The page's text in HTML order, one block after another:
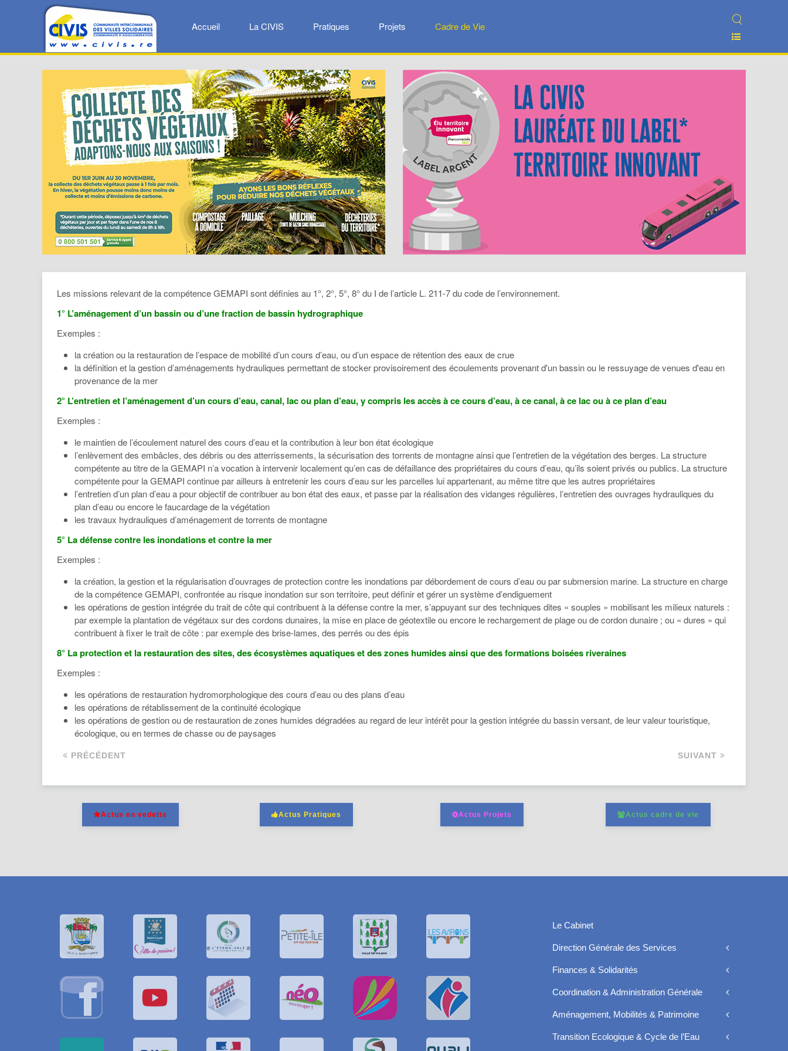
Accueil La CIVIS Pratiques Projets Cadre de Vie
Les missions relevant de la compétence GEMAPI sont définies au 1°, 2°, 5°, 8° du I de l’article L. 211-7 du code de l’environnement.
1° L’aménagement d’un bassin ou d’une fraction de bassin hydrographique
Exemples :
la création ou la restauration de l’espace de mobilité d’un cours d’eau, ou d’un espace de rétention des eaux de crue
la définition et la gestion d’aménagements hydrauliques permettant de stocker provisoirement des écoulements provenant d'un bassin ou le ressuyage de venues d'eau en
provenance de la mer
2° L’entretien et l’aménagement d’un cours d’eau, canal, lac ou plan d’eau, y compris les accès à ce cours d’eau, à ce canal, à ce lac ou à ce plan d’eau
Exemples :
le maintien de l’écoulement naturel des cours d’eau et la contribution à leur bon état écologique
l’enlèvement des embâcles, des débris ou des atterrissements, la sécurisation des torrents de montagne ainsi que l’entretien de la végétation des berges. La structure
compétente au titre de la GEMAPI n’a vocation à intervenir localement qu’en cas de défaillance des propriétaires du cours d’eau, qu’ils soient privés ou publics. La structure
compétente pour la GEMAPI continue par ailleurs à entretenir les cours d’eau sur les parcelles lui appartenant, au même titre que les autres propriétaires
l’entretien d’un plan d’eau a pour objectif de contribuer au bon état des eaux, et passe par la réalisation des vidanges régulières, l’entretien des ouvrages hydrauliques du
plan d’eau ou encore le faucardage de la végétation
les travaux hydrauliques d’aménagement de torrents de montagne
5° La défense contre les inondations et contre la mer
Exemples :
la création, la gestion et la régularisation d’ouvrages de protection contre les inondations par débordement de cours d’eau ou par submersion marine. La structure en charge
de la compétence GEMAPI, confrontée au risque inondation sur son territoire, peut définir et gérer un système d’endiguement
les opérations de gestion intégrée du trait de côte qui contribuent à la défense contre la mer, s’appuyant sur des techniques dites « souples » mobilisant les milieux naturels :
par exemple la plantation de végétaux sur des cordons dunaires, la mise en place de géotextile ou encore le rechargement de plage ou de cordon dunaire ; ou « dures » qui
contribuent à fixer le trait de côte : par exemple des brise-lames, des perrés ou des épis
8° La protection et la restauration des sites, des écosystèmes aquatiques et des zones humides ainsi que des formations boisées riveraines
Exemples :
les opérations de restauration hydromorphologique des cours d’eau ou des plans d’eau
les opérations de rétablissement de la continuité écologique
les opérations de gestion ou de restauration de zones humides dégradées au regard de leur intérêt pour la gestion intégrée du bassin versant, de leur valeur touristique,
écologique, ou en termes de chasse ou de paysages
PRÉCÉDENT SUIVANT
Actus en vedette Actus Pratiques Actus Projets Actus cadre de vie
Le Cabinet
Direction Générale des Services
Finances & Solidarités
Coordination & Administration Générale
Aménagement, Mobilités & Patrimoine
Transition Ecologique & Cycle de l’Eau